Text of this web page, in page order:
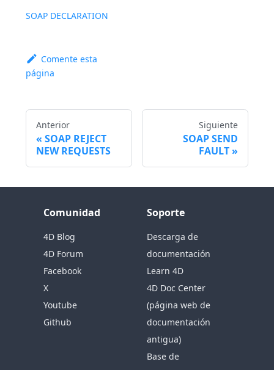
SOAP DECLARATION
Comente esta
página
Anterior
SOAP REJECT
NEW REQUESTS
Siguiente
SOAP SEND
FAULT
Comunidad
4D Blog
4D Forum
Facebook
X
Youtube
Github
Soporte
Descarga de
documentación
Learn 4D
4D Doc Center
(página web de
documentación
antigua)
Base de